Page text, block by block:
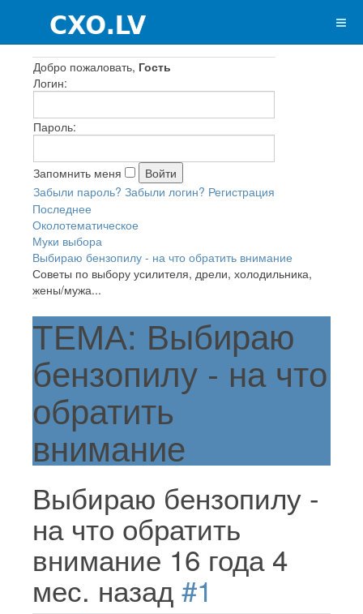
Добро пожаловать, Гость
Логин:
Пароль:
Запомнить меня
Забыли пароль? Забыли логин? Регистрация
Последнее
Околотематическое
Муки выбора
Выбираю бензопилу - на что обратить внимание
Советы по выбору усилителя, дрели, холодильника,
жены/мужа...
ТЕМА: Выбираю
бензопилу - на что
обратить
внимание
Выбираю бензопилу -
на что обратить
внимание 16 года 4
мес. назад #1